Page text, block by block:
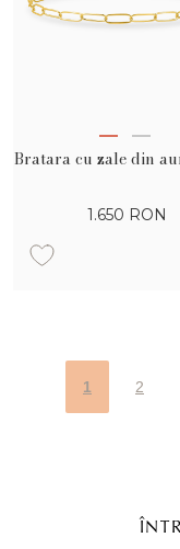
Bratara cu zale din
1.650 RON
1 2